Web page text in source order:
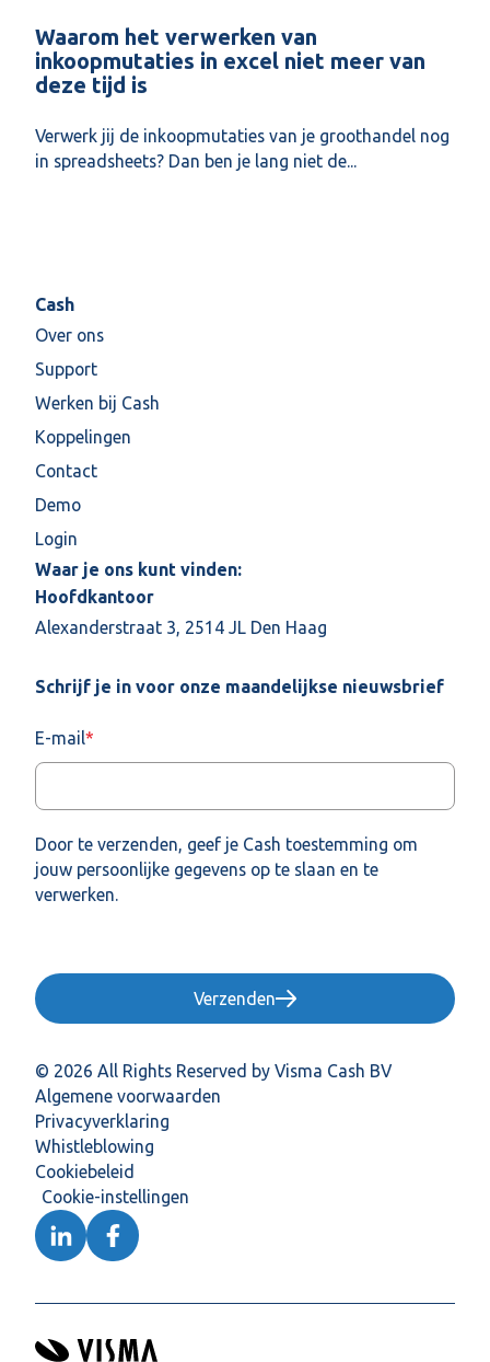
Waarom het verwerken van
inkoopmutaties in excel niet meer van
deze tijd is
Verwerk jij de inkoopmutaties van je groothandel nog
in spreadsheets? Dan ben je lang niet de...
Schrijf je in voor onze maandelijkse nieuwsbrief
E-mail*
Door te verzenden, geef je Cash toestemming om
jouw persoonlijke gegevens op te slaan en te
verwerken.
Verzenden
Cash
Over ons
Support
Werken bij Cash
Koppelingen
Contact
Demo
Login
Waar je ons kunt vinden:
Hoofdkantoor
Alexanderstraat 3, 2514 JL Den Haag
© 2026 All Rights Reserved by Visma Cash BV
Algemene voorwaarden
Privacyverklaring
Whistleblowing
Cookiebeleid
Cookie-instellingen